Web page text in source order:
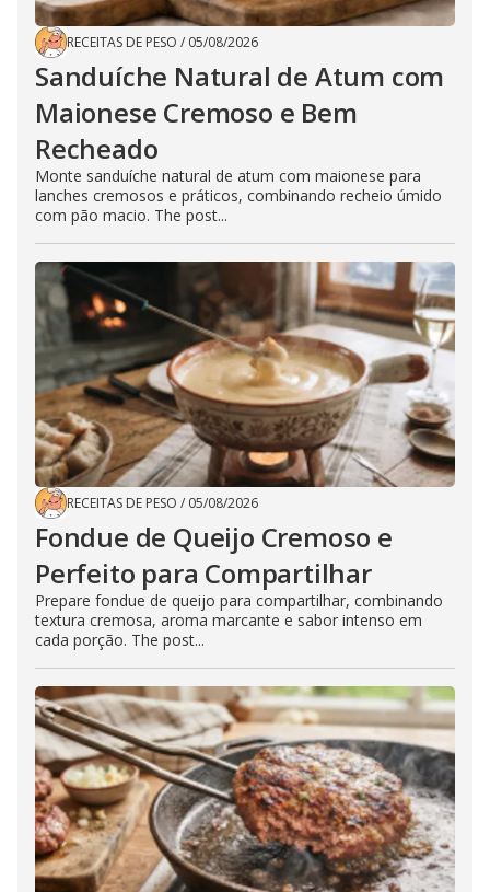
RECEITAS DE PESO / 05/08/2026
Sanduíche Natural de Atum com
Maionese Cremoso e Bem
Recheado
Monte sanduíche natural de atum com maionese para
lanches cremosos e práticos, combinando recheio úmido
com pão macio. The post...
RECEITAS DE PESO / 05/08/2026
Fondue de Queijo Cremoso e
Perfeito para Compartilhar
Prepare fondue de queijo para compartilhar, combinando
textura cremosa, aroma marcante e sabor intenso em
cada porção. The post...